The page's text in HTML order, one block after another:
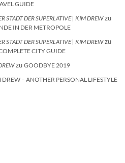
GUIDE
STADT DER SUPERLATIVE | KIM DREWzu
IN DER METROPOLE
STADT DER SUPERLATIVE | KIM DREWzu
CITY GUIDE
zu GOODBYE 2019
DREW – ANOTHER PERSONAL LIFESTYLE